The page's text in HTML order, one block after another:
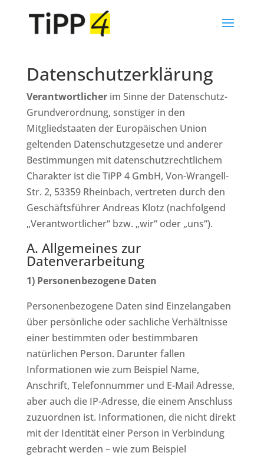
Datenschutzerklärung
Verantwortlicherim Sinne der Datenschutz-
Grundverordnung, sonstiger in den
Mitgliedstaaten der Europäischen Union
geltenden Datenschutzgesetze und anderer
Bestimmungen mit datenschutzrechtlichem
Charakter ist die TiPP 4 GmbH, Von-Wrangell-
Str. 2, 53359 Rheinbach, vertreten durch den
Geschäftsführer Andreas Klotz (nachfolgend
„Verantwortlicher“ bzw. „wir“ oder „uns“).
A. Allgemeines zur
Datenverarbeitung
1) Personenbezogene Daten
Personenbezogene Daten sind Einzelangaben
über persönliche oder sachliche Verhältnisse
einer bestimmten oder bestimmbaren
natürlichen Person. Darunter fallen
Informationen wie zum Beispiel Name,
Anschrift, Telefonnummer und E-Mail Adresse,
aber auch die IP-Adresse, die einem Anschluss
zuzuordnen ist. Informationen, die nicht direkt
mit der Identität einer Person in Verbindung
gebracht werden – wie zum Beispiel